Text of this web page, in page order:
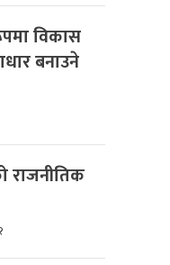
विकास
बनाउने